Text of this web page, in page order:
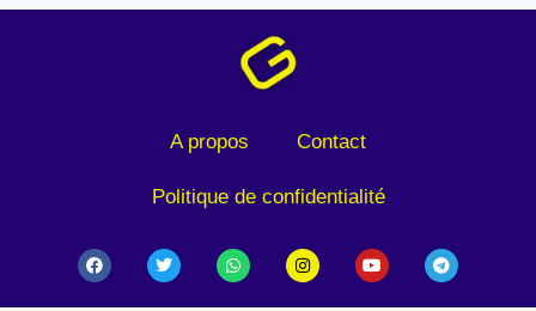
A propos Contact
Politique de confidentialité